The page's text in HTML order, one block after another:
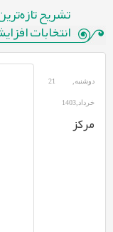
تشریح
انتخابات
دوشنبه, 21
خرداد,1403
مرکز